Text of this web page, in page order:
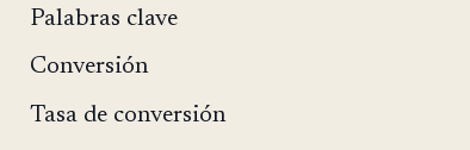
Palabras clave
Conversión
Tasa de conversión